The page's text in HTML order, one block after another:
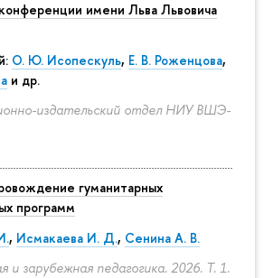
имени Льва Львовича
О. Ю. Исопескуль, Е. В. Роженцова,
и др.
издательский отдел НИУ ВШЭ-
гуманитарных
программ
, Исмакаева И. Д., Сенина А. В.
и зарубежная педагогика. 2026. Т. 1.